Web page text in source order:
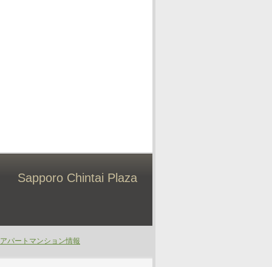
Sapporo Chintai Plaza
パートマンション情報